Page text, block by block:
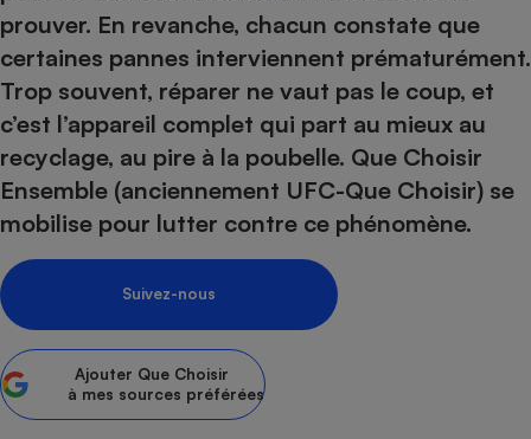
prouver. En revanche, chacun constate que
certaines pannes interviennent prématurément.
Trop souvent, réparer ne vaut pas le coup, et
c’est l’appareil complet qui part au mieux au
recyclage, au pire à la poubelle. Que Choisir
Ensemble (anciennement UFC-Que Choisir) se
mobilise pour lutter contre ce phénomène.
Suivez-nous
Ajouter Que Choisir
à mes sources préférées
Supermarché - Drive
Mutuelle
Comparateur auto
Comparatif aspirateur
Comparatif aspirateur
Comparatif cafetière
Comparatif robot cuiseur
Comparatif centrale
Petit électroménager -
Comparatif ultrabook
Comparatif tablette
Image et son
Informatique
Internet
Aménagement
Bricolage - Jardinage
Chauffage
Produit d'entretien
Sécurité domestique
Système de santé -
Retraite
Toutes les cartes interactives
Speedtest - Testez le débit de votre
connexion Internet